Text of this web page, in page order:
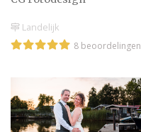
Landelijk
8 beoordelingen